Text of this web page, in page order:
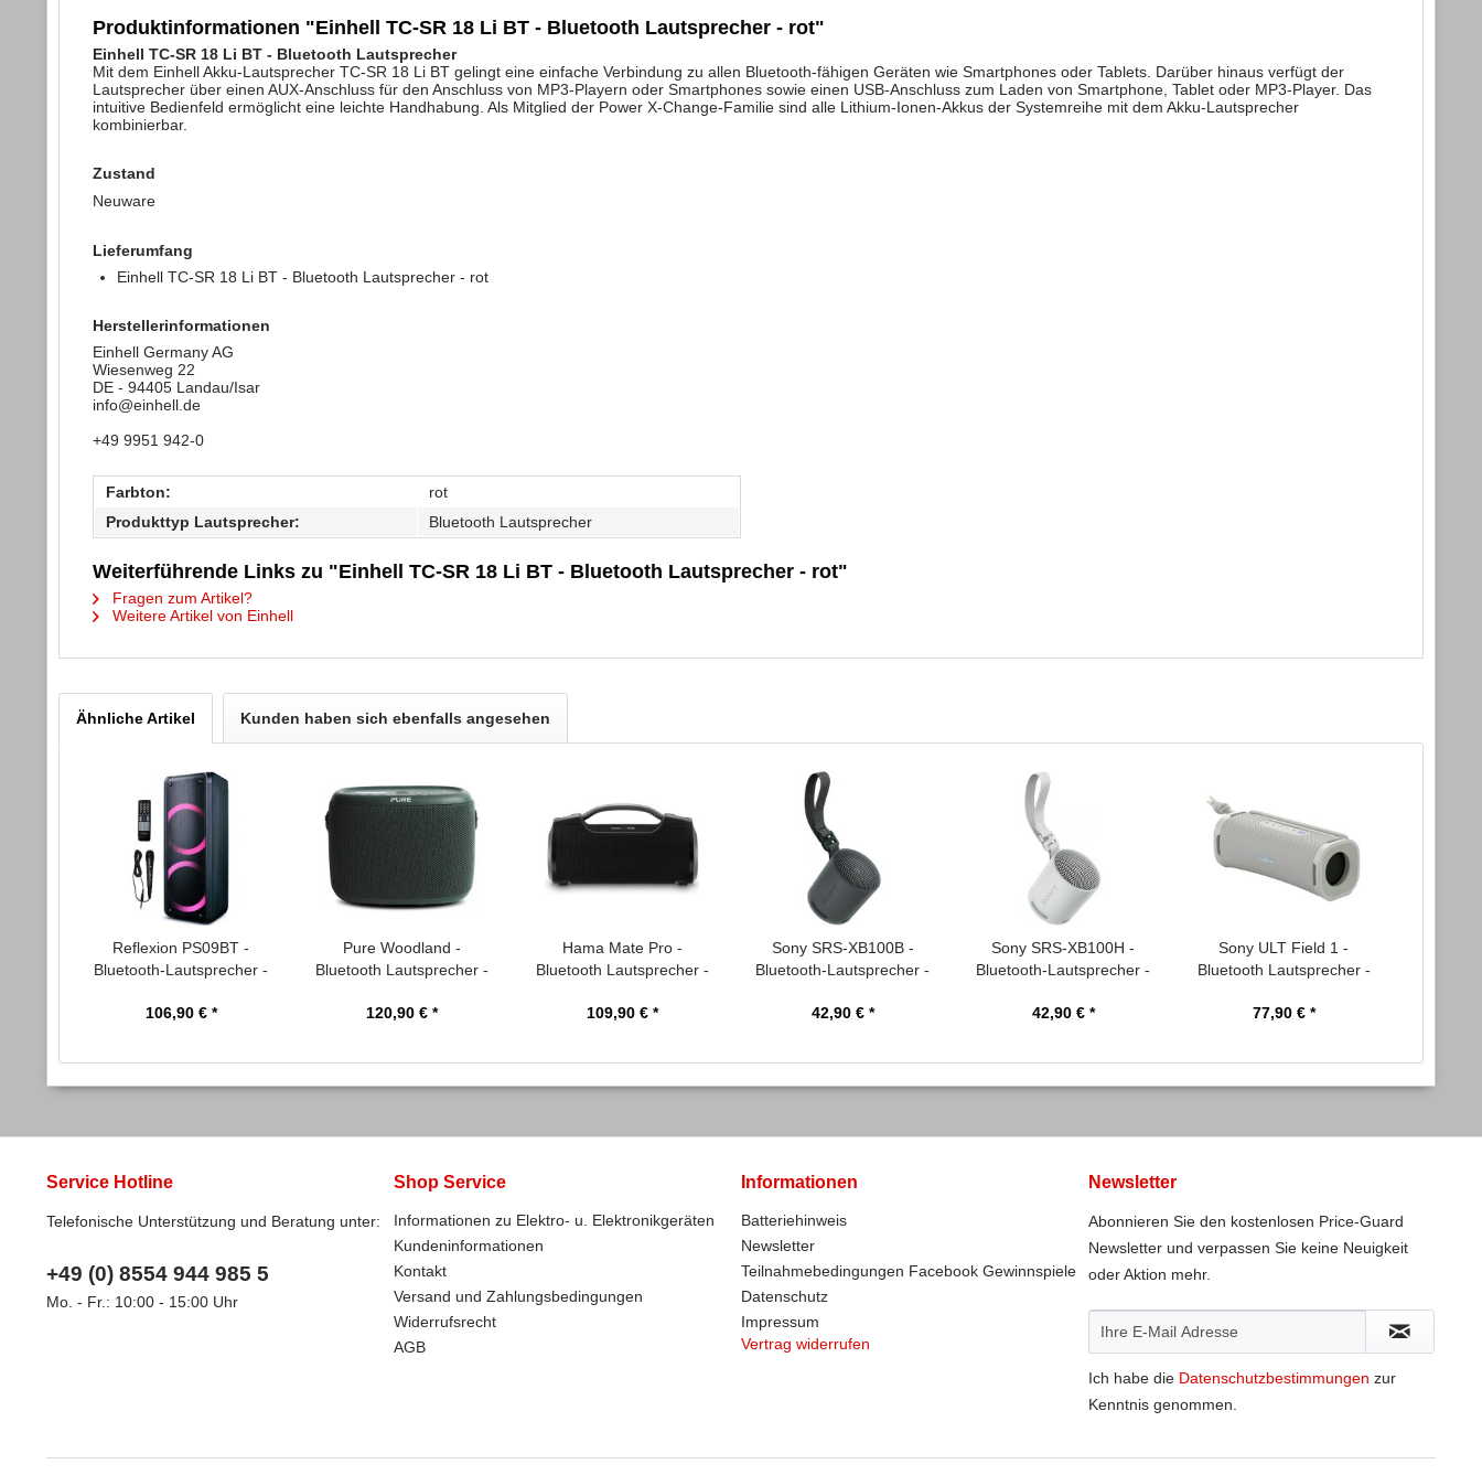
Produktinformationen "Einhell TC-SR 18 Li BT - Bluetooth Lautsprecher - rot"
Einhell TC-SR 18 Li BT - Bluetooth Lautsprecher
Mit dem Einhell Akku-Lautsprecher TC-SR 18 Li BT gelingt eine einfache Verbindung zu allen Bluetooth-fähigen Geräten wie Smartphones oder Tablets. Darüber hinaus verfügt der
Lautsprecher über einen AUX-Anschluss für den Anschluss von MP3-Playern oder Smartphones sowie einen USB-Anschluss zum Laden von Smartphone, Tablet oder MP3-Player. Das
intuitive Bedienfeld ermöglicht eine leichte Handhabung. Als Mitglied der Power X-Change-Familie sind alle Lithium-Ionen-Akkus der Systemreihe mit dem Akku-Lautsprecher
kombinierbar.
Zustand
Neuware
Lieferumfang
Einhell TC-SR 18 Li BT - Bluetooth Lautsprecher - rot
Herstellerinformationen
Einhell Germany AG
Wiesenweg 22
DE - 94405 Landau/Isar
info@einhell.de
+49 9951 942-0
Farbton:
rot
Produkttyp Lautsprecher:
Bluetooth Lautsprecher
Weiterführende Links zu "Einhell TC-SR 18 Li BT - Bluetooth Lautsprecher - rot"
Fragen zum Artikel?
Weitere Artikel von Einhell
Ähnliche Artikel Kunden haben sich ebenfalls angesehen
Reflexion PS09BT -
Bluetooth-Lautsprecher -
106,90 € *
Pure Woodland -
Bluetooth Lautsprecher -
120,90 € *
Hama Mate Pro -
Bluetooth Lautsprecher -
109,90 € *
Sony SRS-XB100B -
Bluetooth-Lautsprecher -
42,90 € *
Sony SRS-XB100H -
Bluetooth-Lautsprecher -
42,90 € *
Sony ULT Field 1 -
Bluetooth Lautsprecher -
77,90 € *
Service Hotline
Telefonische Unterstützung und Beratung unter:
+49 (0) 8554 944 985 5
Mo. - Fr.: 10:00 - 15:00 Uhr
Shop Service
Informationen zu Elektro- u. Elektronikgeräten
Kundeninformationen
Kontakt
Versand und Zahlungsbedingungen
Widerrufsrecht
AGB
Informationen
Batteriehinweis
Newsletter
Teilnahmebedingungen Facebook Gewinnspiele
Datenschutz
Impressum
Vertrag widerrufen
Newsletter
Abonnieren Sie den kostenlosen Price-Guard
Newsletter und verpassen Sie keine Neuigkeit
oder Aktion mehr.
Ich habe die Datenschutzbestimmungen zur
Kenntnis genommen.